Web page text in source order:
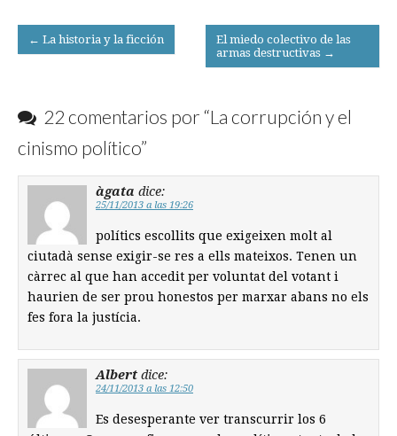
Post
navigation
← La historia y la ficción
El miedo colectivo de las
armas destructivas →
22 comentarios por “La corrupción y el
cinismo político”
àgata dice:
25/11/2013 a las 19:26
polítics escollits que exigeixen molt al
ciutadà sense exigir-se res a ells mateixos. Tenen un
càrrec al que han accedit per voluntat del votant i
haurien de ser prou honestos per marxar abans no els
fes fora la justícia.
Albert dice:
24/11/2013 a las 12:50
Es desesperante ver transcurrir los 6